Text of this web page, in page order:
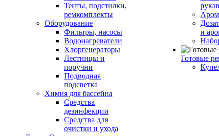
Тенты, подстилки,
ремкомплекты
Оборудование
Фильтры, насосы
Водонагреватели
Хлоргенераторы
Лестницы и
поручни
Подводная
подсветка
Химия для бассейна
Средства
дезинфекции
Средства для
очистки и ухода
и
Готовые